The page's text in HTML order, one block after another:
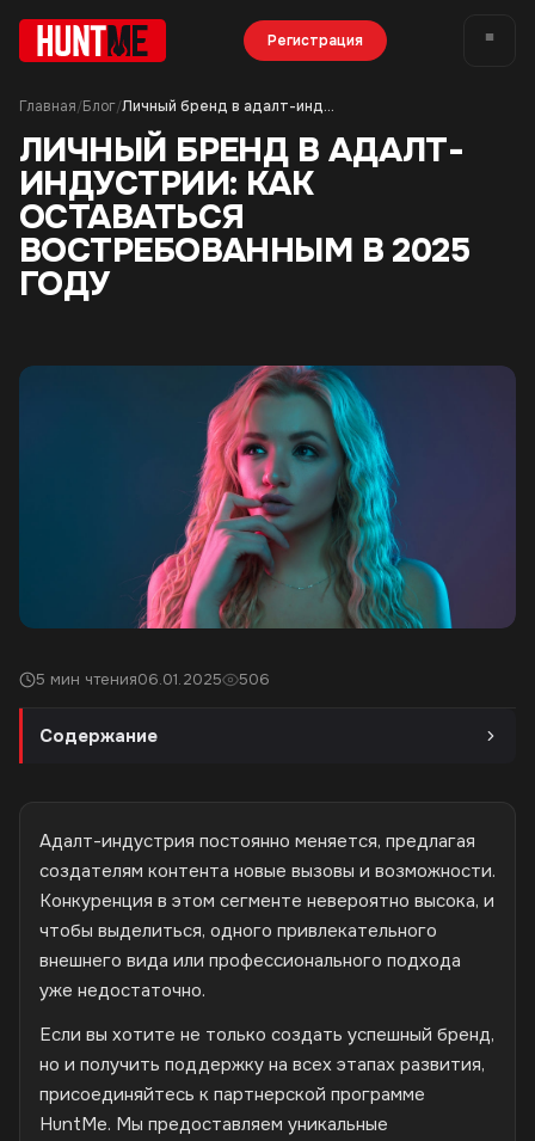
Регистрация
Главная/Блог/ Личный бренд в адалт-индустрии: как оставаться востребованным в 2025 году
ЛИЧНЫЙ БРЕНД В АДАЛТ-
ИНДУСТРИИ: КАК
ОСТАВАТЬСЯ
ВОСТРЕБОВАННЫМ В 2025
ГОДУ
5 мин чтения06.01.2025 506
Содержание
Адалт-индустрия постоянно меняется, предлагая
создателям контента новые вызовы и возможности.
Конкуренция в этом сегменте невероятно высока, и
чтобы выделиться, одного привлекательного
внешнего вида или профессионального подхода
уже недостаточно.
Если вы хотите не только создать успешный бренд,
но и получить поддержку на всех этапах развития,
присоединяйтесь к партнерской программе
HuntMe. Мы предоставляем уникальные